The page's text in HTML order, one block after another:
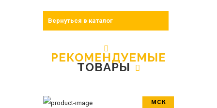
Вернуться в каталог
РЕКОМЕНДУЕМЫЕ
ТОВАРЫ
МСК